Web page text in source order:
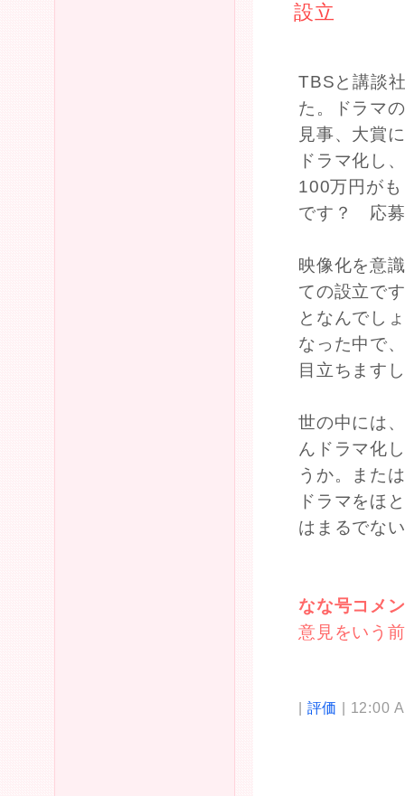
設立
TBSと講談
た。ドラマ
見事、大賞
ドラマ化し
100万円が
です？ 応募
映像化を意
ての設立で
となんでし
なった中で
目立ちます
世の中には
んドラマ化
うか。また
ドラマをほ
はまるでな
なな号コ
意見をいう
| 評価 | 12:00